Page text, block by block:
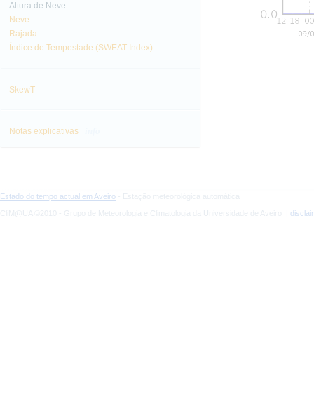
Altura de Neve
Neve
Rajada
Índice de Tempestade (SWEAT Index)
SkewT
Notas explicativas
Estado do tempo actual em Aveiro - Estação meteorológica automática
CliM@UA ©2010 - Grupo de Meteorologia e Climatologia da Universidade de Aveiro |